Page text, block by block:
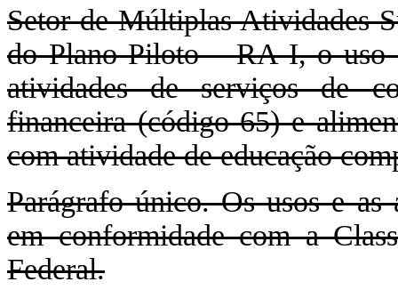
Setor de Múltiplas Atividades
do Plano Piloto – RA I, o uso
atividades de serviços de
financeira (código 65) e
com atividade de educação
Parágrafo único. Os usos e as
em conformidade com a
Federal.